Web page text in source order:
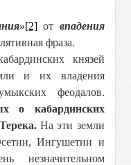
[2]от впадения
фраза.
князей
и их владения
феодалов.
о кабардинских
На эти земли
Ингушетии и
незначительном